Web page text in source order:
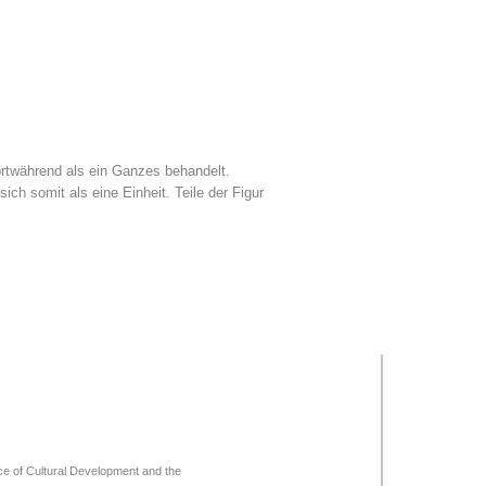
als ein Ganzes behandelt.
somit als eine Einheit. Teile der Figur
of Cultural Development and the